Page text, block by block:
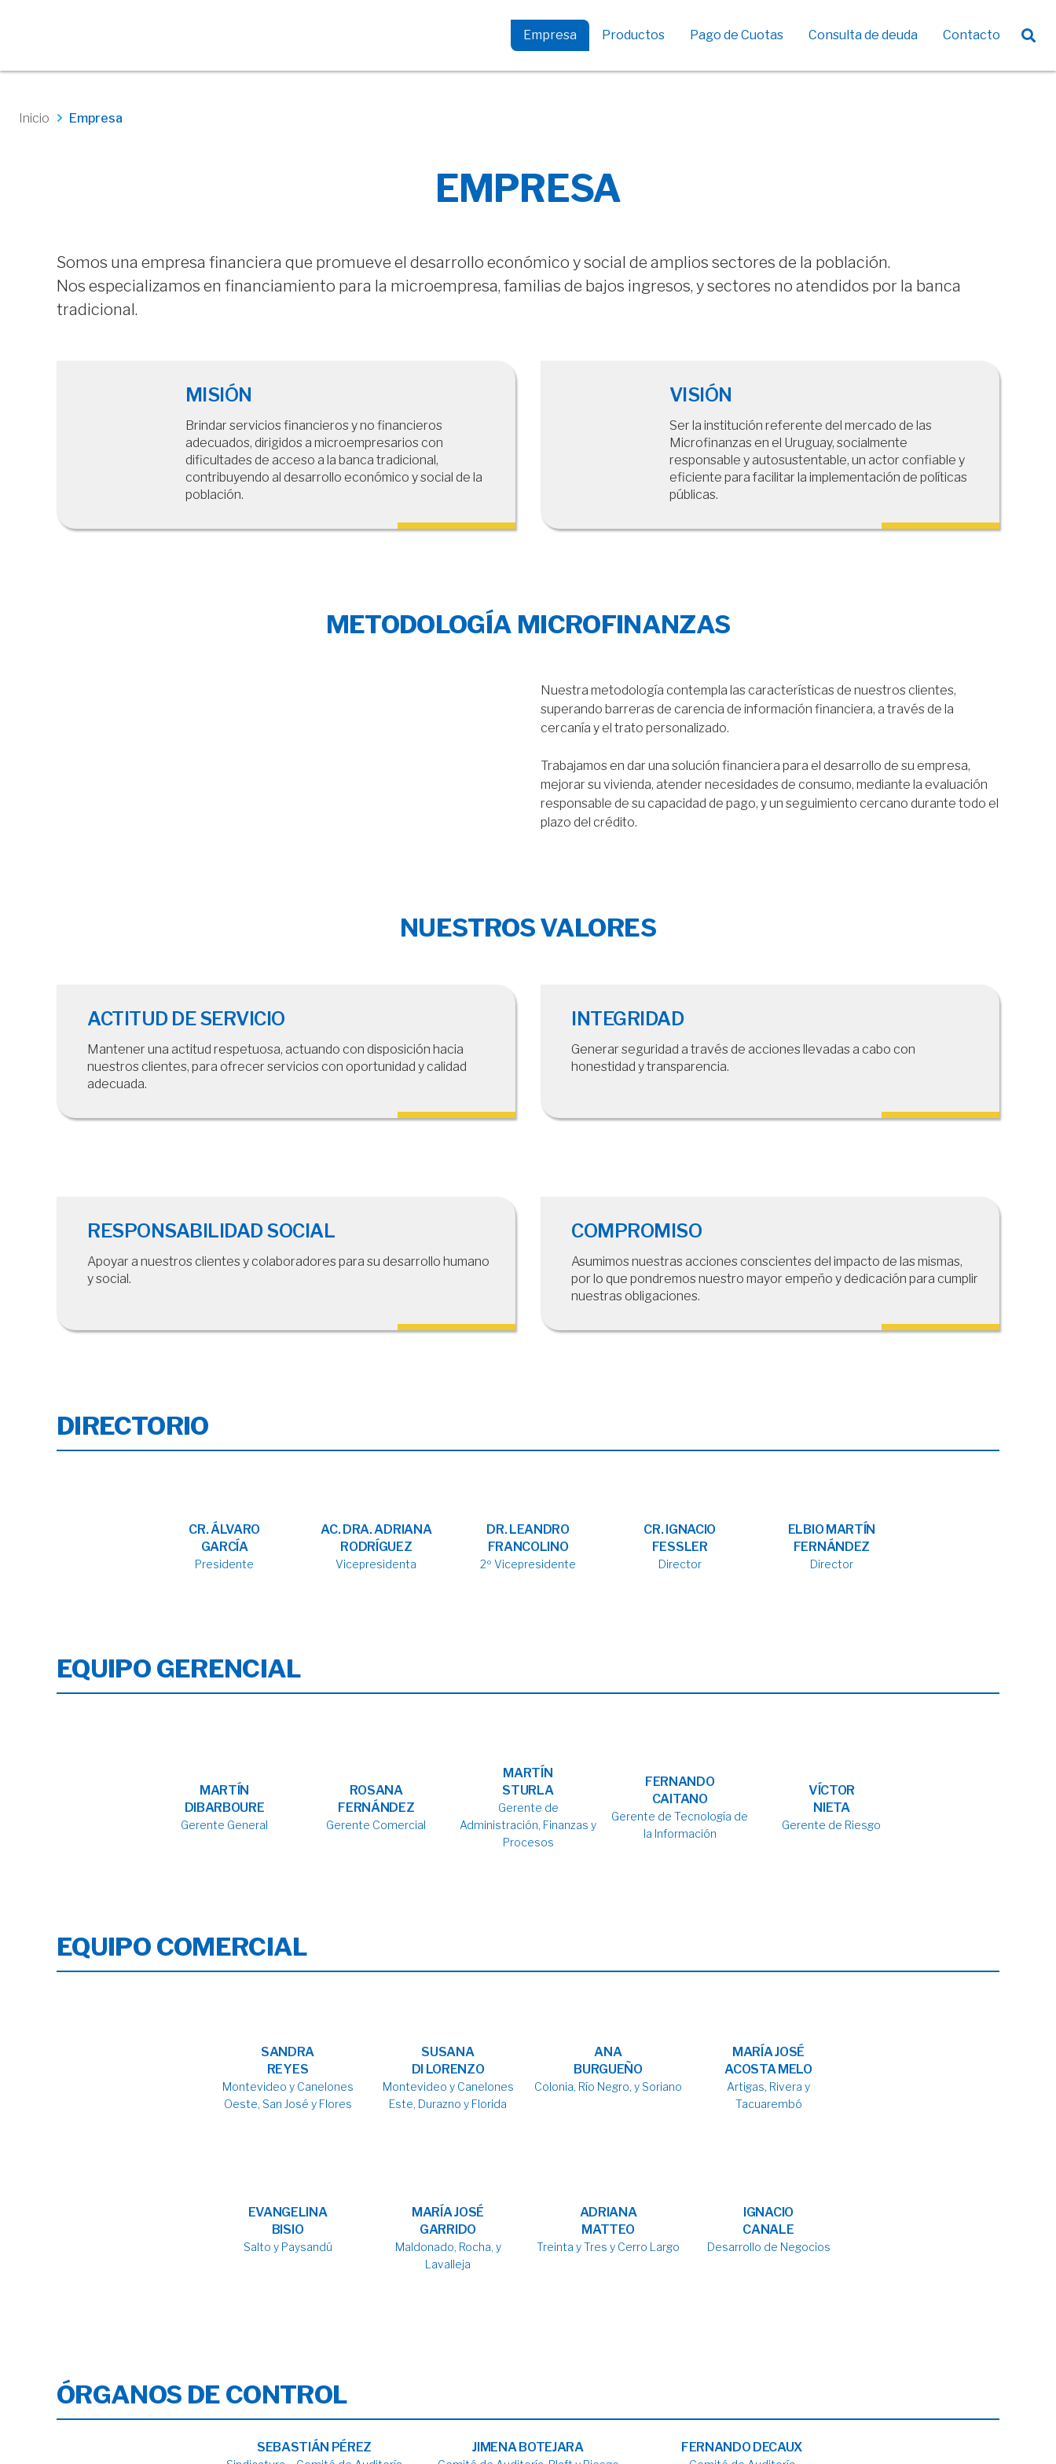
Empresa Productos
ANDE
Crédito Subsidio INAC –
Pago de Cuotas Consulta de deuda Contacto
Inicio Empresa
EMPRESA
Somos una empresa financiera que promueve el desarrollo económico y social de amplios sectores de la población.
Nos especializamos en financiamiento para la microempresa, familias de bajos ingresos, y sectores no atendidos por la banca
tradicional.
MISIÓN
Brindar servicios financieros y no financieros
adecuados, dirigidos a microempresarios con
dificultades de acceso a la banca tradicional,
contribuyendo al desarrollo económico y social de la
población.
VISIÓN
Ser la institución referente del mercado de las
Microfinanzas en el Uruguay, socialmente
responsable y autosustentable, un actor confiable y
eficiente para facilitar la implementación de políticas
públicas.
METODOLOGÍA MICROFINANZAS
Nuestra metodología contempla las características de nuestros clientes,
superando barreras de carencia de información financiera, a través de la
cercanía y el trato personalizado.
Trabajamos en dar una solución financiera para el desarrollo de su empresa,
mejorar su vivienda, atender necesidades de consumo, mediante la evaluación
responsable de su capacidad de pago, y un seguimiento cercano durante todo el
plazo del crédito.
NUESTROS VALORES
ACTITUD DE SERVICIO
Mantener una actitud respetuosa, actuando con disposición hacia
nuestros clientes, para ofrecer servicios con oportunidad y calidad
adecuada.
INTEGRIDAD
Generar seguridad a través de acciones llevadas a cabo con
honestidad y transparencia.
RESPONSABILIDAD SOCIAL
Apoyar a nuestros clientes y colaboradores para su desarrollo humano
y social.
COMPROMISO
Asumimos nuestras acciones conscientes del impacto de las mismas,
por lo que pondremos nuestro mayor empeño y dedicación para cumplir
nuestras obligaciones.
DIRECTORIO
CR. ÁLVARO
GARCÍA
Presidente
AC. DRA. ADRIANA
RODRÍGUEZ
Vicepresidenta
DR. LEANDRO
FRANCOLINO
2º Vicepresidente
CR. IGNACIO
FESSLER
Director
ELBIO MARTÍN
FERNÁNDEZ
Director
EQUIPO GERENCIAL
MARTÍN
DIBARBOURE
Gerente General
ROSANA
FERNÁNDEZ
Gerente Comercial
MARTÍN
STURLA
Gerente de
Administración, Finanzas y
Procesos
FERNANDO
CAITANO
Gerente de Tecnología de
la Información
VÍCTOR
NIETA
Gerente de Riesgo
EQUIPO COMERCIAL
SANDRA
REYES
Montevideo y Canelones
Oeste, San José y Flores
SUSANA
DI LORENZO
Montevideo y Canelones
Este, Durazno y Florida
ANA
BURGUEÑO
Colonia, Río Negro, y Soriano
MARÍA JOSÉ
ACOSTA MELO
Artigas, Rivera y
Tacuarembó
EVANGELINA
BISIO
Salto y Paysandú
MARÍA JOSÉ
GARRIDO
Maldonado, Rocha, y
Lavalleja
ADRIANA
MATTEO
Treinta y Tres y Cerro Largo
IGNACIO
CANALE
Desarrollo de Negocios
ÓRGANOS DE CONTROL
SEBASTIÁN PÉREZ JIMENA BOTEJARA FERNANDO DECAUX